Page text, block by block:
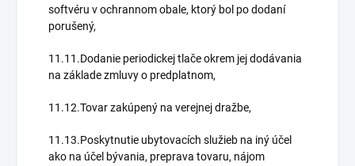
softvéru v ochrannom obale, ktorý bol po dodaní
porušený,
11.11.Dodanie periodickej tlače okrem jej dodávania
na základe zmluvy o predplatnom,
11.12.Tovar zakúpený na verejnej dražbe,
11.13.Poskytnutie ubytovacích služieb na iný účel
ako na účel bývania, preprava tovaru, nájom